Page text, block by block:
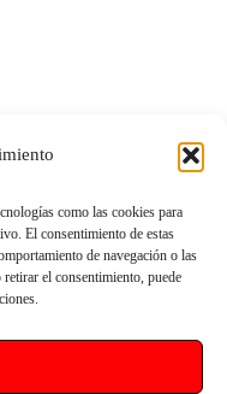
como las cookies para
El consentimiento de estas
de navegación o las
el consentimiento, puede